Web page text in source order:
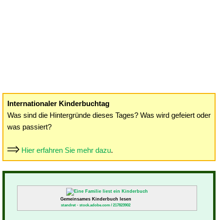
Internationaler Kinderbuchtag
Was sind die Hintergründe dieses Tages? Was wird gefeiert oder
was passiert?
Hier erfahren Sie mehr dazu.
Gemeinsames Kinderbuch lesen
standret - stock.adobe.com / 217823902